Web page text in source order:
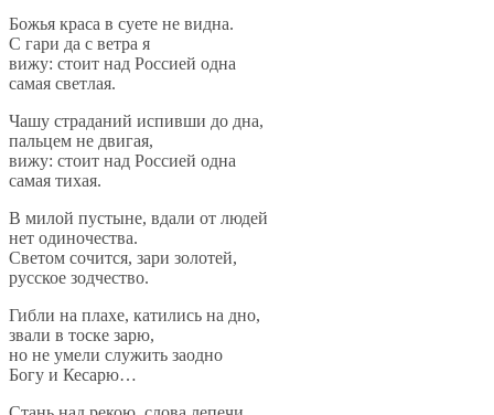
Божья краса в суете не видна.
С гари да с ветра я
вижу: стоит над Россией одна
самая светлая.
Чашу страданий испивши до дна,
пальцем не двигая,
вижу: стоит над Россией одна
самая тихая.
В милой пустыне, вдали от людей
нет одиночества.
Светом сочится, зари золотей,
русское зодчество.
Гибли на плахе, катились на дно,
звали в тоске зарю,
но не умели служить заодно
Богу и Кесарю…